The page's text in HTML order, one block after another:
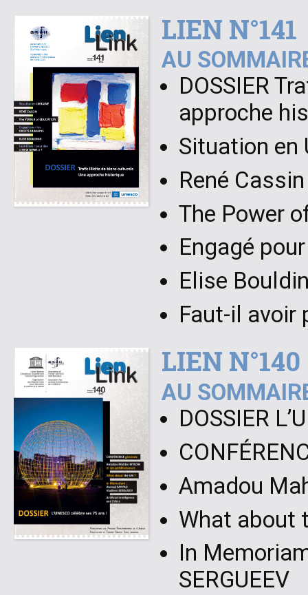
LIEN N°141
AU
DOSSIER
approche
Situation en
René Cassin
The Power
Engagé
Elise
Faut-il avoir
LIEN N°140
AU
DOSSIER
Amadou
What about
In
SERGUEEV